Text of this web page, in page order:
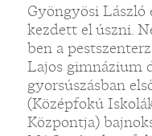
Gyöngyösi László
kezdett el úszni.
ben a
Lajos gimnázium
gyorsúszásban
(Középfokú
Központja)